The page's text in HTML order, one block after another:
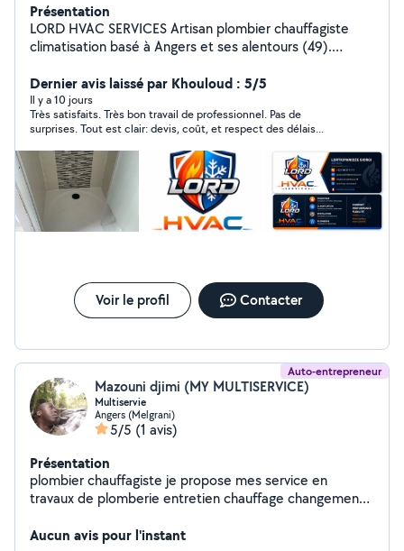
Présentation
LORD HVAC SERVICES Artisan plombier chauffagiste
climatisation basé à Angers et ses alentours (49).
de systèmes de chauffage, plomberie et climatisation.
Nous intervenons rapidement pour : climatisation et
pompe à chaleur plomberie générale chauffage
dépannage et recherche de fuite installation sanitaire
entretien et maintenance Notre priorité : un travail
propre, fiable et professionnel avec des solutions
adaptées à chaque client. Devis gratuit Intervention
rapide Travail soigné Angers et alentours 49
Dernier avis laissé par Khouloud : 5/5
Il y a 10 jours
Très satisfaits. Très bon travail de professionnel. Pas de
surprises. Tout est clair: devis, coût, et respect des délais...
Voir le profil Contacter
Auto-entrepreneur
Mazouni djimi (MY MULTISERVICE)
Multiservie
Angers (Melgrani)
5/5 (1 avis)
Présentation
plombier chauffagiste je propose mes service en
travaux de plomberie entretien chauffage changement
climatisation et PAC
Aucun avis pour l'instant